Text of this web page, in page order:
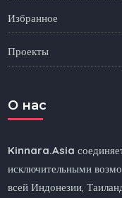
Избранное
Проекты
O нас
Kinnara.Asia
исключительными
всей Индонезии,